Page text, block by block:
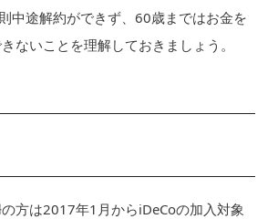
中途解約ができず、60歳まではお金を
ないことを理解しておきましょう。
方は2017年1月からiDeCoの加入対象